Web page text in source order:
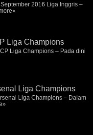
2016 Liga Inggris –
Liga Champions
Liga Champions – Pada dini
Liga Champions
Liga Champions – Dalam